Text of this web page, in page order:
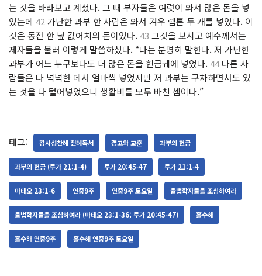
는 것을 바라보고 계셨다. 그 때 부자들은 여럿이 와서 많은 돈을 넣
었는데 42 가난한 과부 한 사람은 와서 겨우 렙톤 두 개를 넣었다. 이
것은 동전 한 닢 값어치의 돈이었다. 43 그것을 보시고 예수께서는
제자들을 불러 이렇게 말씀하셨다. “나는 분명히 말한다. 저 가난한
과부가 어느 누구보다도 더 많은 돈을 헌금궤에 넣었다. 44다른 사
람들은 다 넉넉한 데서 얼마씩 넣었지만 저 과부는 구차하면서도 있
는 것을 다 털어넣었으니 생활비를 모두 바친 셈이다.”
태그: 감사성찬례 전례독서 경고와 교훈 과부의 헌금
과부의 헌금 (루가 21:1-4) 루가 20:45-47 루가 21:1-4
마태오 23:1-6 연중9주 연중9주 토요일 율법학자들을 조심하여라
율법학자들을 조심하여라 (마태오 23:1-36; 루가 20:45-47) 홀수해
홀수해 연중9주 홀수해 연중9주 토요일